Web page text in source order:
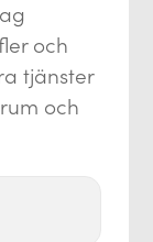
och
tjänster
och